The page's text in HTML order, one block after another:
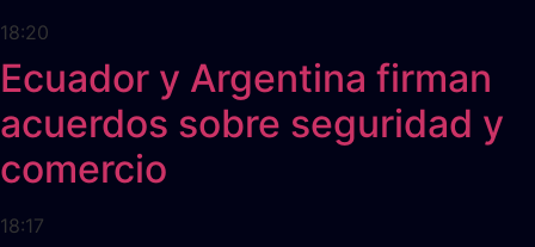
18:20
Ecuador y Argentina firman
acuerdos sobre seguridad y
comercio
18:17